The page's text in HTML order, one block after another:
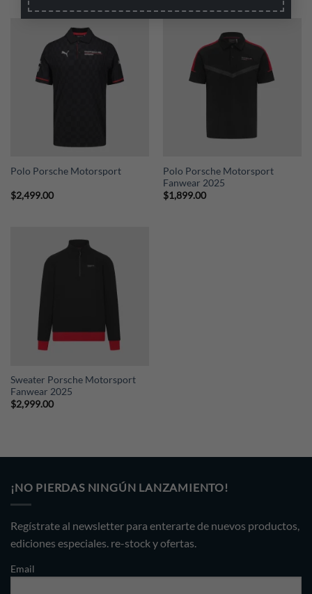
Polo Porsche Motorsport
$2,499.00
Polo Porsche Motorsport
Fanwear 2025
$1,899.00
Sweater Porsche Motorsport
Fanwear 2025
$2,999.00
¡NO PIERDAS NINGÚN LANZAMIENTO!
Regístrate al newsletter para enterarte de nuevos productos,
ediciones especiales. re-stock y ofertas.
Email